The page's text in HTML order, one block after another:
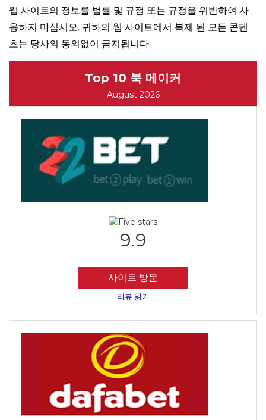
웹 사이트의 정보를 법률 및 규정 또는 규정을 위반하여 사
용하지 마십시오. 귀하의 웹 사이트에서 복제 된 모든 콘텐
츠는 당사의 동의없이 금지됩니다.
Top 10 북 메이커
August 2026
9.9
사이트 방문
리뷰 읽기